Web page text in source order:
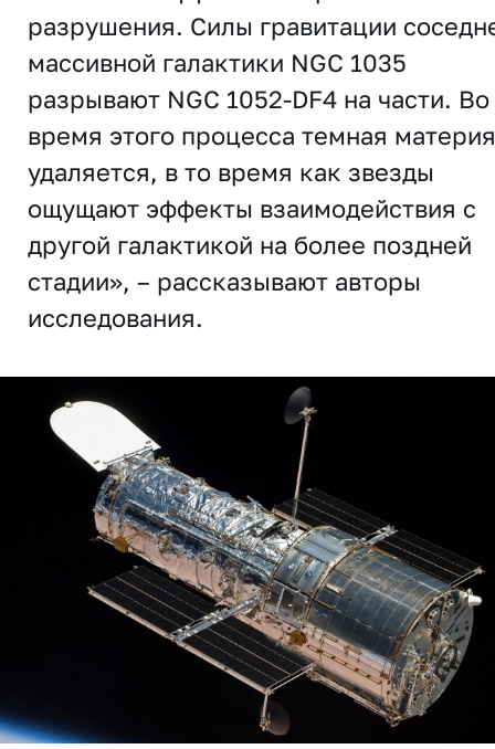
разрушения. Силы гравитации
массивной галактики NGC 1035
разрывают NGC 1052-DF4 на части. Во
время этого процесса темная материя
удаляется, в то время как звезды
ощущают эффекты взаимодействия с
другой галактикой на более поздней
стадии», – рассказывают авторы
исследования.